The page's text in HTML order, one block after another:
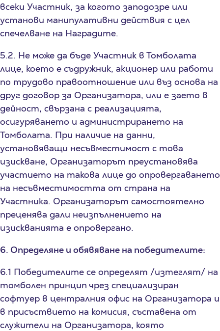
всеки Участник, за когото заподозре или
установи манипулативни действия с цел
спечелване на Наградите.
5.2. Не може да бъде Участник в Томболата
лице, което е съдружник, акционер или работи
по трудово правоотношение или въз основа на
друг договор за Организатора, или е заето в
дейност, свързана с реализацията,
осигуряването и администрирането на
Томболата. При наличие на данни,
установяващи несъвместимост с това
изискване, Организаторът преустановява
участието на такова лице до опровергаването
на несъвместимостта от страна на
Участника. Организаторът самостоятелно
преценява дали неизпълнението на
изискванията е опровергано.
6. Определяне и обявяване на победителите:
6.1 Победителите се определят /изтеглят/ на
томболен принцип чрез специализиран
софтуер в централния офис на Организатора и
в присъствието на комисия, съставена от
служители на Организатора, която